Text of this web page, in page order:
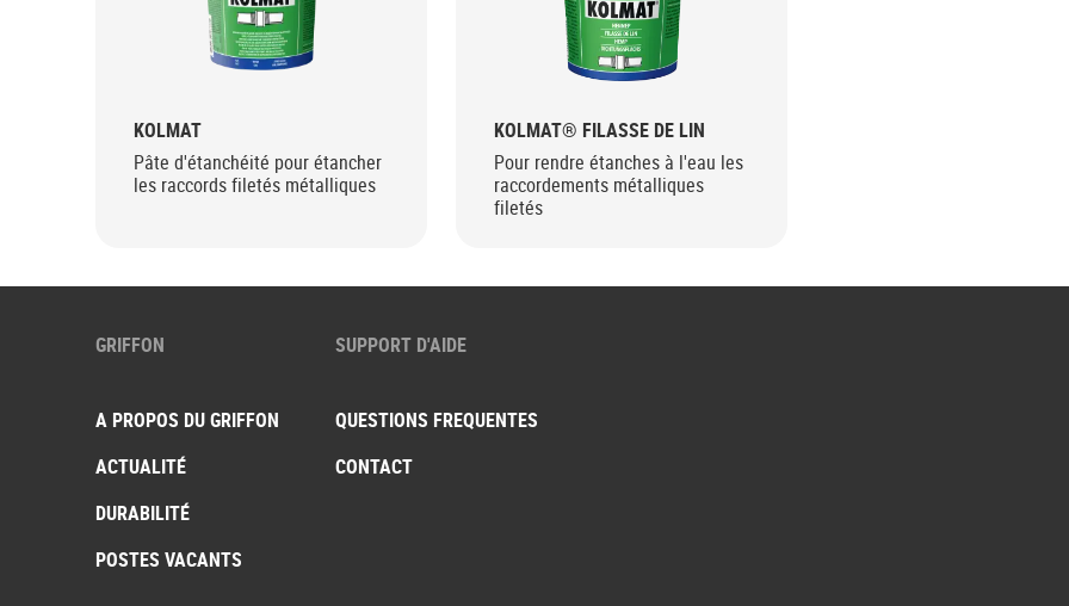
KOLMAT
Pâte d'étanchéité pour étancher
les raccords filetés métalliques
KOLMAT® FILASSE DE LIN
Pour rendre étanches à l'eau les
raccordements métalliques
filetés
GRIFFON
A PROPOS DU GRIFFON
ACTUALITÉ
DURABILITÉ
POSTES VACANTS
SUPPORT D'AIDE
QUESTIONS FREQUENTES
CONTACT